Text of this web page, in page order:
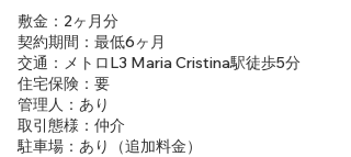
敷金：2ヶ月分
契約期間：最低6ヶ月
交通：メトロL3 Maria Cristina駅徒歩5分
住宅保険：要
管理人：あり
取引態様：仲介
駐車場：あり（追加料金）